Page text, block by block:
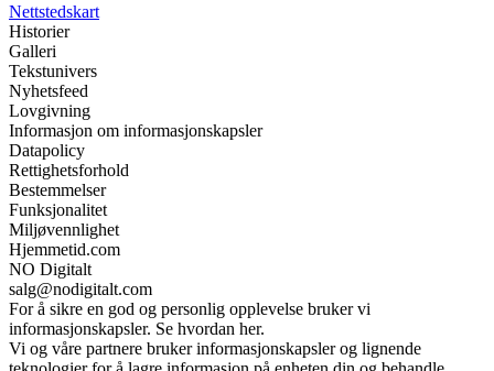
Nettstedskart
Historier
Galleri
Tekstunivers
Nyhetsfeed
Lovgivning
Informasjon om informasjonskapsler
Datapolicy
Rettighetsforhold
Bestemmelser
Funksjonalitet
Miljøvennlighet
Hjemmetid.com
NO Digitalt
salg@nodigitalt.com
For å sikre en god og personlig opplevelse bruker vi
informasjonskapsler. Se hvordan her.
Vi og våre partnere bruker informasjonskapsler og lignende